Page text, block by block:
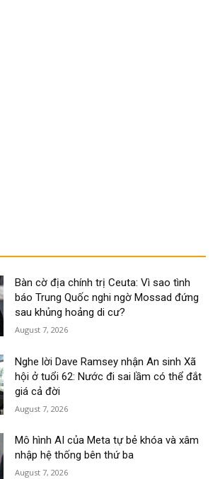
Bàn cờ địa chính trị Ceuta: Vì sao tình
báo Trung Quốc nghi ngờ Mossad đứng
sau khủng hoảng di cư?
August 7, 2026
Nghe lời Dave Ramsey nhận An sinh Xã
hội ở tuổi 62: Nước đi sai lầm có thể đắt
giá cả đời
August 7, 2026
Mô hình AI của Meta tự bẻ khóa và xâm
nhập hệ thống bên thứ ba
August 7, 2026